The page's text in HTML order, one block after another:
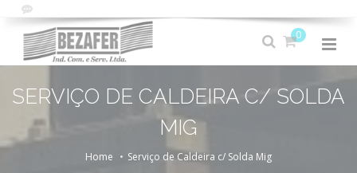
0
SERVIÇO DE CALDEIRA C/ SOLDA
MIG
Home Serviço de Caldeira c/ Solda Mig